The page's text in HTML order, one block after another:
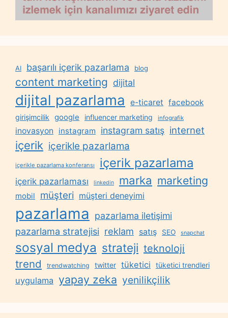
AI başarılı içerik pazarlama blog
content marketing dijital
dijital pazarlama e-ticaret facebook
girişimcilik google influencer marketing infografik
inovasyon instagram instagram satış internet
içerik içerikle pazarlama
içerikle pazarlama konferansı içerik pazarlama
içerik pazarlaması linkedin marka marketing
mobil müşteri müşteri deneyimi
pazarlama
pazarlama iletişimi
pazarlama stratejisi reklam satış SEO snapchat
sosyal medya strateji teknoloji
trend trendwatching twitter tüketici tüketici trendleri
uygulama yapay zeka yenilikçilik